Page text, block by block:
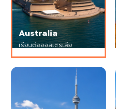
Australia
เรียนต่อออสเตรเลีย